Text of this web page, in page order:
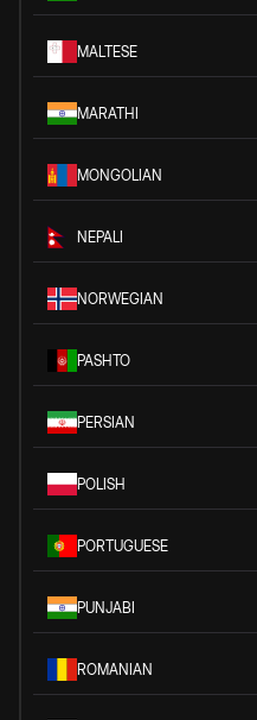
MALTESE
MARATHI
MONGOLIAN
NEPALI
NORWEGIAN
PASHTO
PERSIAN
POLISH
PORTUGUESE
PUNJABI
ROMANIAN